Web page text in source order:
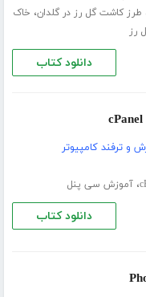
طرز کاشت گل رز در گلدان، خاک
رز
دانلود کتاب
و ترفند کامپیوتر
،آموزش سی پنل
دانلود کتاب